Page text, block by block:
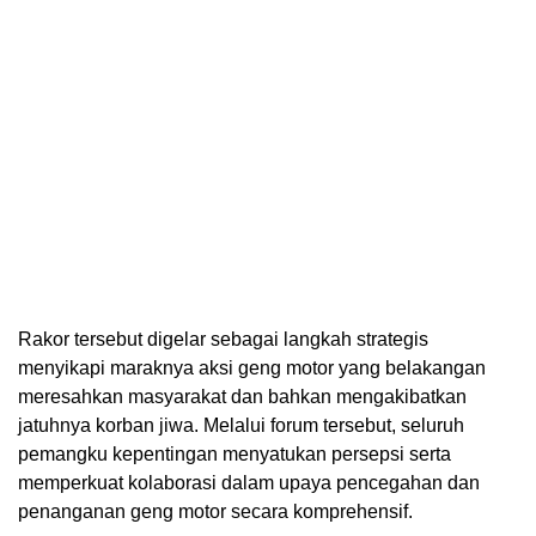
Rakor tersebut digelar sebagai langkah strategis
menyikapi maraknya aksi geng motor yang belakangan
meresahkan masyarakat dan bahkan mengakibatkan
jatuhnya korban jiwa. Melalui forum tersebut, seluruh
pemangku kepentingan menyatukan persepsi serta
memperkuat kolaborasi dalam upaya pencegahan dan
penanganan geng motor secara komprehensif.